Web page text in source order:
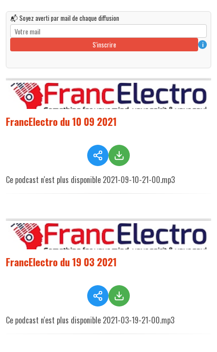
📬 Soyez averti par mail de chaque diffusion
S'inscrire i
FrancElectro du 10 09 2021
Ce podcast n'est plus disponible 2021-09-10-21-00.mp3
FrancElectro du 19 03 2021
Ce podcast n'est plus disponible 2021-03-19-21-00.mp3